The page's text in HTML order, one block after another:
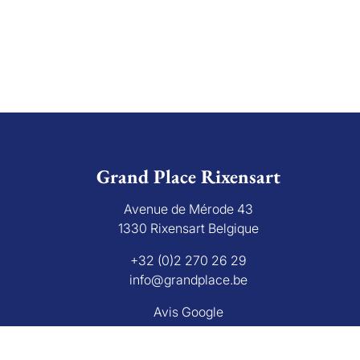
Grand Place Rixensart
Avenue de Mérode 43
1330 Rixensart Belgique
+32 (0)2 270 26 29
info@grandplace.be
Avis Google